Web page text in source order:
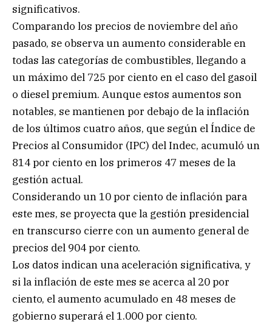
significativos.
Comparando los precios de noviembre del año
pasado, se observa un aumento considerable en
todas las categorías de combustibles, llegando a
un máximo del 725 por ciento en el caso del gasoil
o diesel premium. Aunque estos aumentos son
notables, se mantienen por debajo de la inflación
de los últimos cuatro años, que según el Índice de
Precios al Consumidor (IPC) del Indec, acumuló un
814 por ciento en los primeros 47 meses de la
gestión actual.
Considerando un 10 por ciento de inflación para
este mes, se proyecta que la gestión presidencial
en transcurso cierre con un aumento general de
precios del 904 por ciento.
Los datos indican una aceleración significativa, y
si la inflación de este mes se acerca al 20 por
ciento, el aumento acumulado en 48 meses de
gobierno superará el 1.000 por ciento.